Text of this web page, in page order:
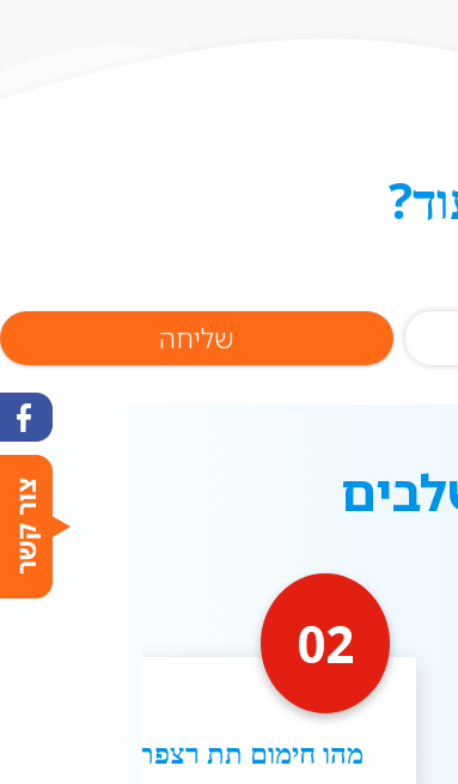
02
מהו חימום תת רצפתי?